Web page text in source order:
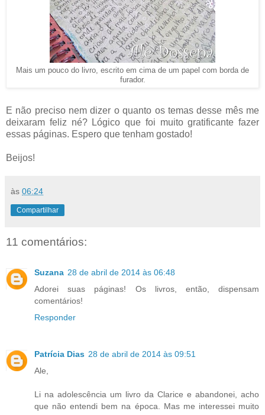
Mais um pouco do livro, escrito em cima de um papel com borda de
furador.
E não preciso nem dizer o quanto os temas desse mês me
deixaram feliz né? Lógico que foi muito gratificante fazer
essas páginas. Espero que tenham gostado!
Beijos!
às 06:24
Compartilhar
11 comentários:
Suzana 28 de abril de 2014 às 06:48
Adorei suas páginas! Os livros, então, dispensam
comentários!
Responder
Patrícia Dias 28 de abril de 2014 às 09:51
Ale,
Li na adolescência um livro da Clarice e abandonei, acho
que não entendi bem na época. Mas me interessei muito